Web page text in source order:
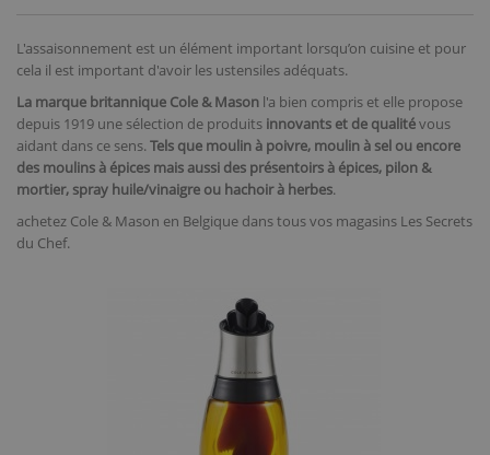
L'assaisonnement est un élément important lorsqu’on cuisine et pour
cela il est important d'avoir les ustensiles adéquats.
La marque britannique Cole & Mason l'a bien compris et elle propose
depuis 1919 une sélection de produits innovants et de qualitévous
aidant dans ce sens. Tels que moulin à poivre, moulin à sel ou encore
des moulins à épices mais aussi des présentoirs à épices, pilon &
mortier, spray huile/vinaigre ou hachoir à herbes.
achetez Cole & Mason en Belgique dans tous vos magasins Les Secrets
du Chef.